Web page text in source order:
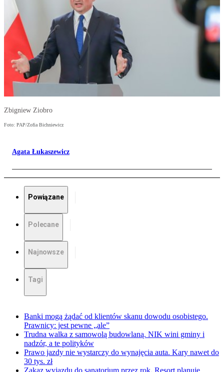
Zbigniew Ziobro
Foto: PAP/Zofia Bichniewicz
Agata Łukaszewicz
Powiązane
Polecane
Najnowsze
Tagi
Banki mogą żądać od klientów skanu dowodu osobistego.
Prawnicy: jest pewne „ale”
Trudna walka z samowolą budowlaną. NIK wini gminy i
nadzór, a te polityków
Prawo jazdy nie wystarczy do wynajęcia auta. Kary nawet do
30 tys. zł
Zakaz wyjazdu do sanatorium przez rok. Resort planuje